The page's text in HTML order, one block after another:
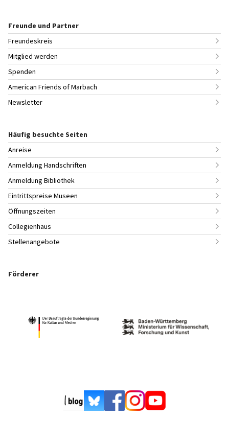
Freunde und Partner
Freundeskreis
Mitglied werden
Spenden
American Friends of Marbach
Newsletter
Häufig besuchte Seiten
Anreise
Anmeldung Handschriften
Anmeldung Bibliothek
Eintrittspreise Museen
Öffnungszeiten
Collegienhaus
Stellenangebote
Förderer